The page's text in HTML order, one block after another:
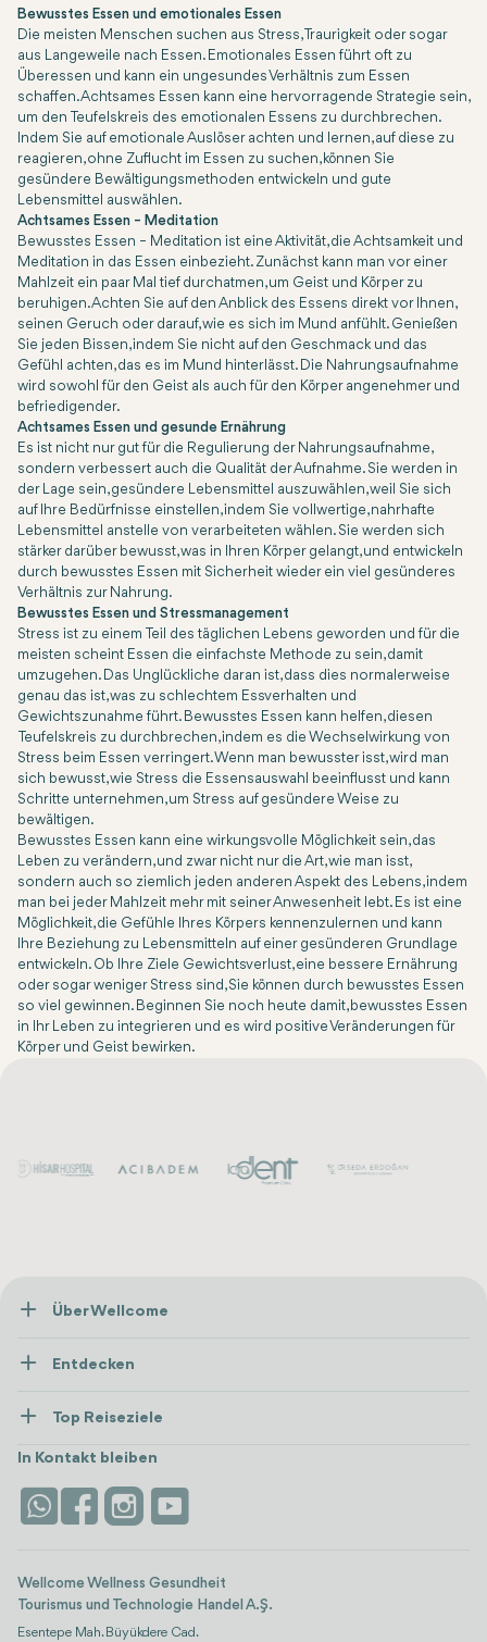
Bewusstes Essen und emotionales Essen
Die meisten Menschen suchen aus Stress, Traurigkeit oder sogar
aus Langeweile nach Essen. Emotionales Essen führt oft zu
Überessen und kann ein ungesundes Verhältnis zum Essen
schaffen. Achtsames Essen kann eine hervorragende Strategie sein,
um den Teufelskreis des emotionalen Essens zu durchbrechen.
Indem Sie auf emotionale Auslöser achten und lernen, auf diese zu
reagieren, ohne Zuflucht im Essen zu suchen, können Sie
gesündere Bewältigungsmethoden entwickeln und gute
Lebensmittel auswählen.
Achtsames Essen – Meditation
Bewusstes Essen – Meditation ist eine Aktivität, die Achtsamkeit und
Meditation in das Essen einbezieht. Zunächst kann man vor einer
Mahlzeit ein paar Mal tief durchatmen, um Geist und Körper zu
beruhigen. Achten Sie auf den Anblick des Essens direkt vor Ihnen,
seinen Geruch oder darauf, wie es sich im Mund anfühlt. Genießen
Sie jeden Bissen, indem Sie nicht auf den Geschmack und das
Gefühl achten, das es im Mund hinterlässt. Die Nahrungsaufnahme
wird sowohl für den Geist als auch für den Körper angenehmer und
befriedigender.
Achtsames Essen und gesunde Ernährung
Es ist nicht nur gut für die Regulierung der Nahrungsaufnahme,
sondern verbessert auch die Qualität der Aufnahme. Sie werden in
der Lage sein, gesündere Lebensmittel auszuwählen, weil Sie sich
auf Ihre Bedürfnisse einstellen, indem Sie vollwertige, nahrhafte
Lebensmittel anstelle von verarbeiteten wählen. Sie werden sich
stärker darüber bewusst, was in Ihren Körper gelangt, und entwickeln
durch bewusstes Essen mit Sicherheit wieder ein viel gesünderes
Verhältnis zur Nahrung.
Bewusstes Essen und Stressmanagement
Stress ist zu einem Teil des täglichen Lebens geworden und für die
meisten scheint Essen die einfachste Methode zu sein, damit
umzugehen. Das Unglückliche daran ist, dass dies normalerweise
genau das ist, was zu schlechtem Essverhalten und
Gewichtszunahme führt. Bewusstes Essen kann helfen, diesen
Teufelskreis zu durchbrechen, indem es die Wechselwirkung von
Stress beim Essen verringert. Wenn man bewusster isst, wird man
sich bewusst, wie Stress die Essensauswahl beeinflusst und kann
Schritte unternehmen, um Stress auf gesündere Weise zu
bewältigen.
Bewusstes Essen kann eine wirkungsvolle Möglichkeit sein, das
Leben zu verändern, und zwar nicht nur die Art, wie man isst,
sondern auch so ziemlich jeden anderen Aspekt des Lebens, indem
man bei jeder Mahlzeit mehr mit seiner Anwesenheit lebt. Es ist eine
Möglichkeit, die Gefühle Ihres Körpers kennenzulernen und kann
Ihre Beziehung zu Lebensmitteln auf einer gesünderen Grundlage
entwickeln. Ob Ihre Ziele Gewichtsverlust, eine bessere Ernährung
oder sogar weniger Stress sind, Sie können durch bewusstes Essen
so viel gewinnen. Beginnen Sie noch heute damit, bewusstes Essen
in Ihr Leben zu integrieren und es wird positive Veränderungen für
Körper und Geist bewirken.
Über Wellcome
Presse
Vertrauen & Sicherheit
Kontaktieren Sie uns
Entdecken
Wellness
Unterkünfte
Attraktionen
Bewertungen
Top Reiseziele
Alle anzeigen
Istanbul
In Kontakt bleiben
Wellcome Wellness Gesundheit
Tourismus und Technologie Handel A.Ş.
Esentepe Mah. Büyükdere Cad.